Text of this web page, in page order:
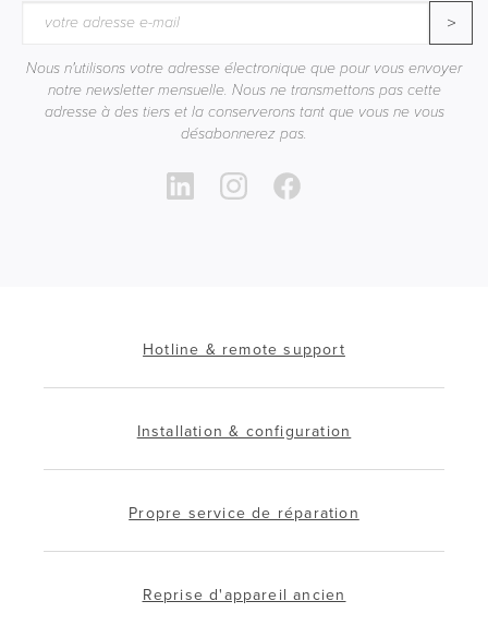
>
Nous n'utilisons votre adresse électronique que pour vous envoyer
notre newsletter mensuelle. Nous ne transmettons pas cette
adresse à des tiers et la conserverons tant que vous ne vous
désabonnerez pas.
Hotline & remote support
Installation & configuration
Propre service de réparation
Reprise d'appareil ancien